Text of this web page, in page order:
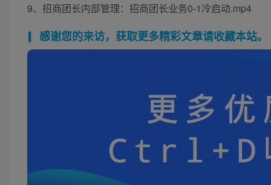
9、招商团长内部管理：招商团长业务0-1冷启动.mp4
感谢您的来访，获取更多精彩文章请收藏本站。